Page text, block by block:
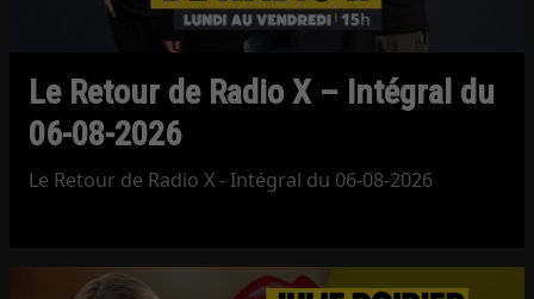
Le Retour de Radio X – Intégral du
06-08-2026
Le Retour de Radio X - Intégral du 06-08-2026